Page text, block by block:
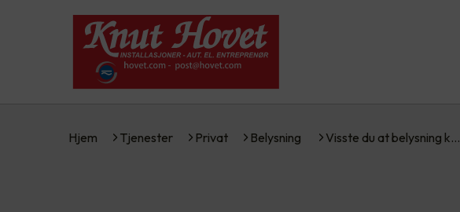
Hjem Tjenester Privat Belysning Visste du at belysning k…